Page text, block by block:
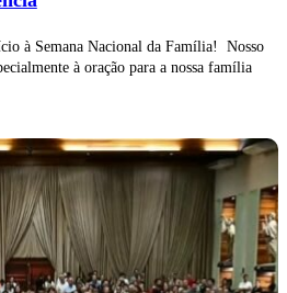
à Semana Nacional da Família! Nosso
à oração para a nossa família